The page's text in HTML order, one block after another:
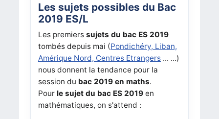
Les sujets possibles du Bac
2019 ES/L
Les premierssujets du bac ES 2019
tombés depuis mai (Pondichéry, Liban,
Amérique Nord, Centres Etrangers... ...)
nous donnent la tendance pour la
session du bac 2019 en maths.
Pour le sujet du bac ES 2019en
mathématiques, on s'attend :